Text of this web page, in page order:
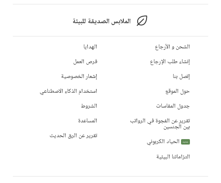
الملابس الصديقة للبيئة
الشحن و الأرجاع
إنشاء طلب الإرجاع
إتصل بنا
حول الموقع
جدول المقاسات
تقرير عن الفجوة في الرواتب
بين الجنسين
جديد
الحياد الكربوني
التزاماتنا البيئية
الهدايا
فرص العمل
إشعار الخصوصية
استخدام الذكاء الاصطناعي
الشروط
المساعدة
تقرير عن الرق الحديث